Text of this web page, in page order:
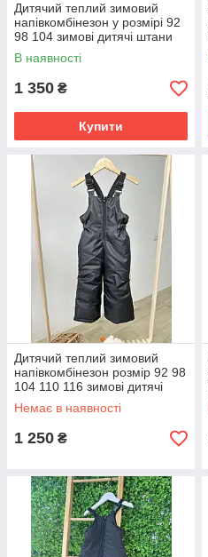
Дитячий теплий зимовий
напівкомбінезон у розмірі 92
98 104 зимові дитячі штани
В наявності
1 350 ₴
Купити
Дитячий теплий зимовий
напівкомбінезон розмір 92 98
104 110 116 зимові дитячі
штани
Немає в наявності
1 250 ₴